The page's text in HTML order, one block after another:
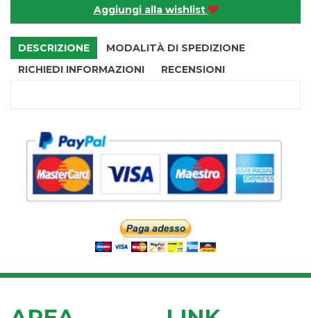
Aggiungi alla wishlist
DESCRIZIONE
MODALITÀ DI SPEDIZIONE
RICHIEDI INFORMAZIONI
RECENSIONI